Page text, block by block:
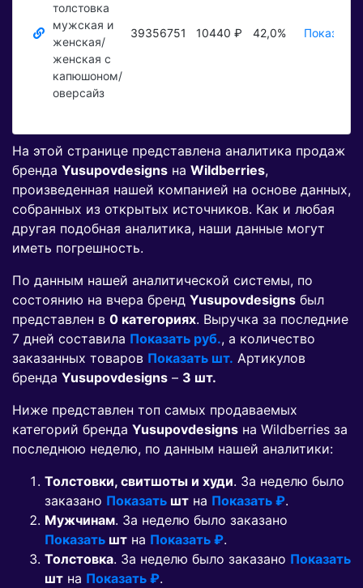
толстовка
мужская и
женская/
женская с
капюшоном/
оверсайз
39356751 10440 ₽ 42,0% Показать
На этой странице представлена аналитика продаж
бренда Yusupovdesigns на Wildberries,
произведенная нашей компанией на основе данных,
собранных из открытых источников. Как и любая
другая подобная аналитика, наши данные могут
иметь погрешность.
По данным нашей аналитической системы, по
состоянию на вчера бренд Yusupovdesigns был
представлен в 0 категориях. Выручка за последние
7 дней составила Показать руб., а количество
заказанных товаров Показать шт. Артикулов
бренда Yusupovdesigns – 3 шт.
Ниже представлен топ самых продаваемых
категорий бренда Yusupovdesigns на Wildberries за
последнюю неделю, по данным нашей аналитики:
Толстовки, свитшоты и худи. За неделю было
заказано Показать шт на Показать ₽.
Мужчинам. За неделю было заказано
Показать шт на Показать ₽.
Толстовка. За неделю было заказано Показать
шт на Показать ₽.